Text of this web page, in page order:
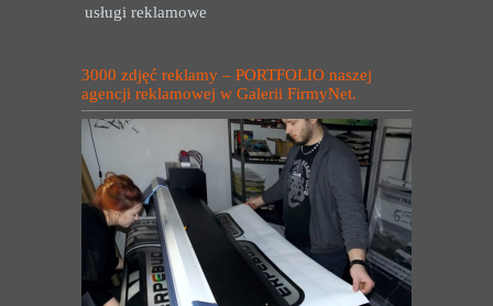
usługi reklamowe
3000 zdjęć reklamy – PORTFOLIO naszej
agencji reklamowej w Galerii FirmyNet.